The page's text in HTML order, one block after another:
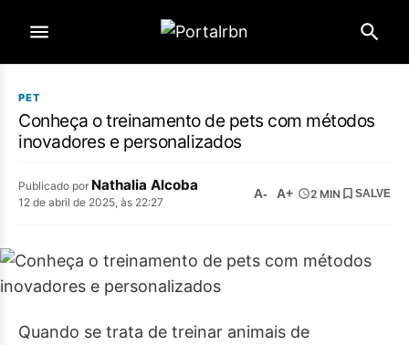
PET
Conheça o treinamento de pets com métodos
inovadores e personalizados
Publicado por Nathalia Alcoba
12 de abril de 2025, às 22:27
A- A+ 2 MIN SALVE
Quando se trata de treinar animais de